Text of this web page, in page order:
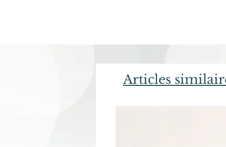
Articles